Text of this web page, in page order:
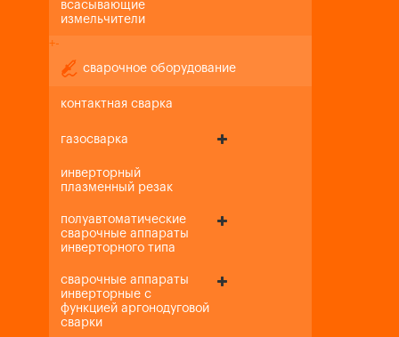
всасывающие
измельчители
+-
сварочное оборудование
контактная сварка
газосварка
инверторный
плазменный резак
полуавтоматические
сварочные аппараты
инверторного типа
сварочные аппараты
инверторные с
функцией аргонодуговой
сварки